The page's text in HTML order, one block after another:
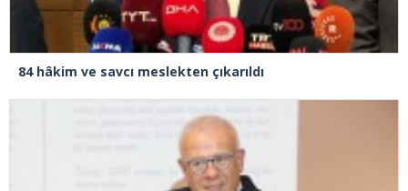
84 hâkim ve savcı meslekten çıkarıldı